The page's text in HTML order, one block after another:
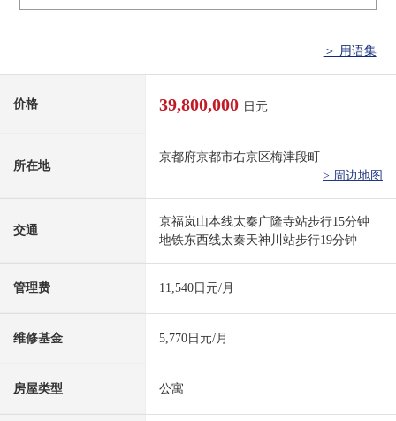
＞ 用语集
价格 39,800,000 日元
所在地
京都府京都市右京区梅津段町
> 周边地图
交通
京福岚山本线太秦广隆寺站步行15分钟
地铁东西线太秦天神川站步行19分钟
管理费 11,540日元/月
维修基金 5,770日元/月
房屋类型 公寓